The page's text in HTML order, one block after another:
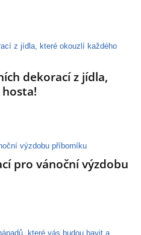
dekorací z jídla,
pro vánoční výzdobu